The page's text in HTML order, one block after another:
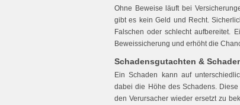
Ohne Beweise läuft bei
gibt es kein Geld und Recht.
Falschen oder schlecht aufbereitet.
Beweissicherung und erhöht die
Schadensgutachten &
Ein Schaden kann auf
dabei die Höhe des Schadens.
den Verursacher wieder ersetzt zu